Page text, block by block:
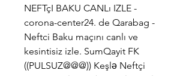
NEFTçI BAKU CANLı IZLE -
corona-center24. de Qarabag -
Neftci Baku maçını canlı ve
kesintisiz izle. SumQayit FK
((PULSUZ@@@)) Keşlə Neftçi